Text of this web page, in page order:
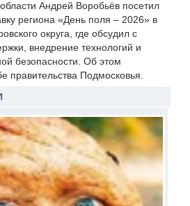
Андрей Воробьёв посетил
региона «День поля – 2026» в
округа, где обсудил с
внедрение технологий и
безопасности. Об этом
правительства Подмосковья.